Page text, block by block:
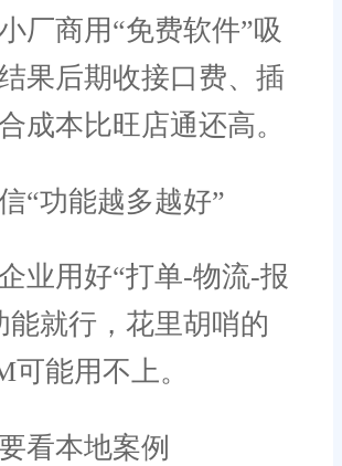
商用“免费软件”吸
果后期收接口费、插
成本比旺店通还高。
功能越多越好”
用好“打单-物流-报
能就行，花里胡哨的
可能用不上。
本地案例